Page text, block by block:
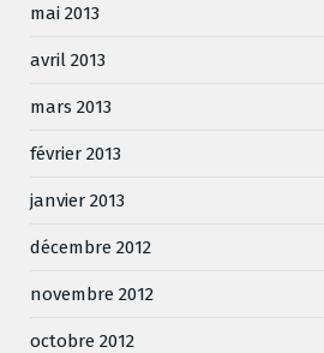
mai 2013
avril 2013
mars 2013
février 2013
janvier 2013
décembre 2012
novembre 2012
octobre 2012